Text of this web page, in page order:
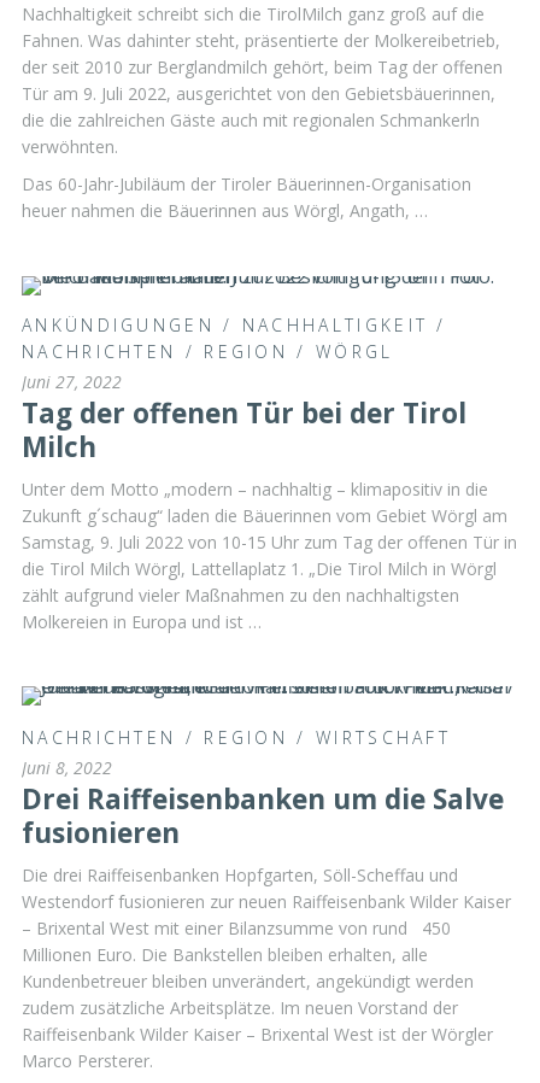
Nachhaltigkeit schreibt sich die TirolMilch ganz groß auf die
Fahnen. Was dahinter steht, präsentierte der Molkereibetrieb,
der seit 2010 zur Berglandmilch gehört, beim Tag der offenen
Tür am 9. Juli 2022, ausgerichtet von den Gebietsbäuerinnen,
die die zahlreichen Gäste auch mit regionalen Schmankerln
verwöhnten.
Das 60-Jahr-Jubiläum der Tiroler Bäuerinnen-Organisation
heuer nahmen die Bäuerinnen aus Wörgl, Angath, …
ANKÜNDIGUNGEN / NACHHALTIGKEIT /
NACHRICHTEN
/ REGION /WÖRGL
Juni 27, 2022
Tag der offenen Tür bei der Tirol
Milch
Unter dem Motto „modern – nachhaltig – klimapositiv in die
Zukunft g´schaug“ laden die Bäuerinnen vom Gebiet Wörgl am
Samstag, 9. Juli 2022 von 10-15 Uhr zum Tag der offenen Tür in
die Tirol Milch Wörgl, Lattellaplatz 1. „Die Tirol Milch in Wörgl
zählt aufgrund vieler Maßnahmen zu den nachhaltigsten
Molkereien in Europa und ist …
NACHRICHTEN / REGION /WIRTSCHAFT
Juni 8, 2022
Drei Raiffeisenbanken um die Salve
fusionieren
Die drei Raiffeisenbanken Hopfgarten, Söll-Scheffau und
Westendorf fusionieren zur neuen Raiffeisenbank Wilder Kaiser
– Brixental West mit einer Bilanzsumme von rund 450
Millionen Euro. Die Bankstellen bleiben erhalten, alle
Kundenbetreuer bleiben unverändert, angekündigt werden
zudem zusätzliche Arbeitsplätze. Im neuen Vorstand der
Raiffeisenbank Wilder Kaiser – Brixental West ist der Wörgler
Marco Persterer.